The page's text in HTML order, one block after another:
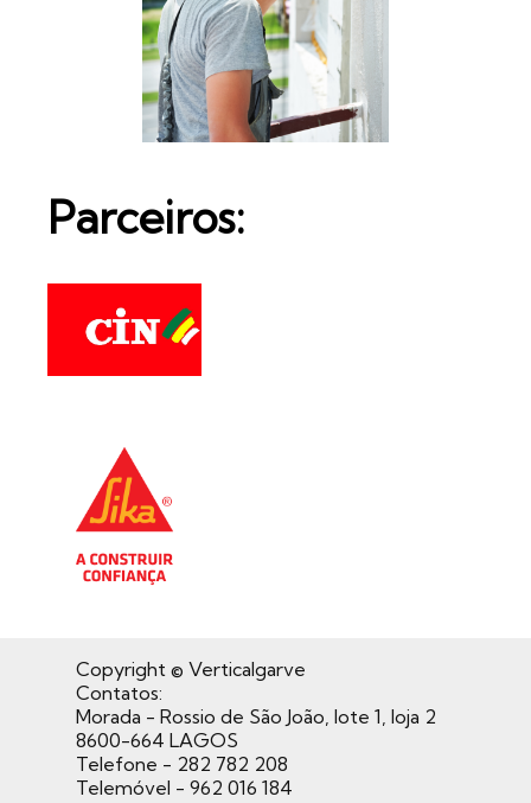
Parceiros:
Copyright © Verticalgarve
Contatos:
Morada - Rossio de São João, lote 1, loja 2
8600-664 LAGOS
Telefone - 282 782 208
Telemóvel - 962 016 184